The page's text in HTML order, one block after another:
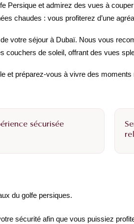
Persique et admirez des vues à
chaudes : vous profiterez d’une
votre séjour à Dubaï. Nous vous
couchers de soleil, offrant des vues
et préparez-vous à vivre des
sécurisée
du golfe persiques.
sécurité afin que vous puissiez